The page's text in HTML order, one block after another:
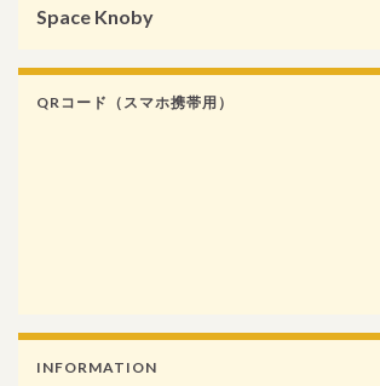
Space Knoby
QRコード（スマホ携帯用）
INFORMATION